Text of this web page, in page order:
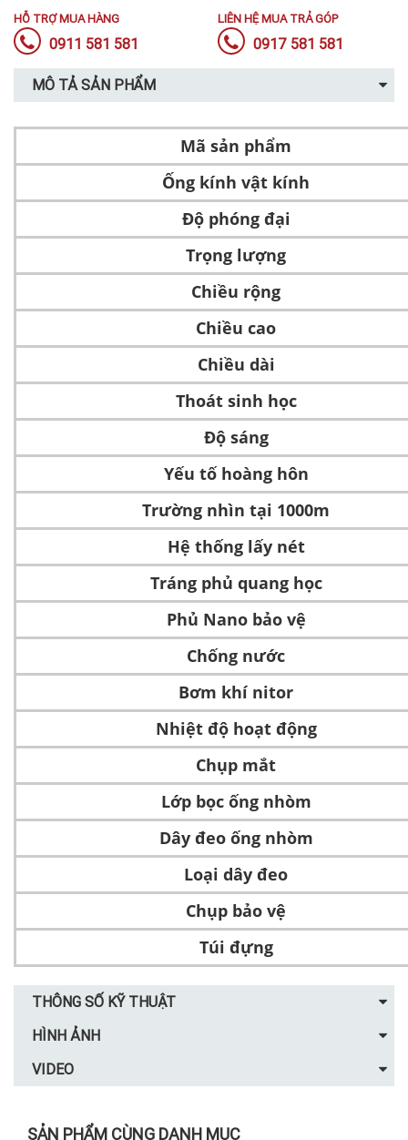
HỖ TRỢ MUA HÀNG
0911 581 581
LIÊN HỆ MUA TRẢ GÓP
0917 581 581
MÔ TẢ SẢN PHẨM
Mã sản phẩm
Ống kính vật kính
Độ phóng đại
Trọng lượng
Chiều rộng
Chiều cao
Chiều dài
Thoát sinh học
Độ sáng
Yếu tố hoàng hôn
Trường nhìn tại 1000m
Hệ thống lấy nét
Tráng phủ quang học
Phủ Nano bảo vệ
Chống nước
Bơm khí nitor
Nhiệt độ hoạt động
Chụp mắt
Lớp bọc ống nhòm
Dây đeo ống nhòm
Loại dây đeo
Chụp bảo vệ
Túi đựng
THÔNG SỐ KỸ THUẬT
HÌNH ẢNH
VIDEO
SẢN PHẨM CÙNG DANH MỤC